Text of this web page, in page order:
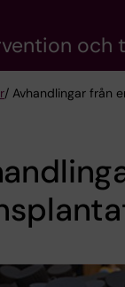
och
/ Avhandlingar från